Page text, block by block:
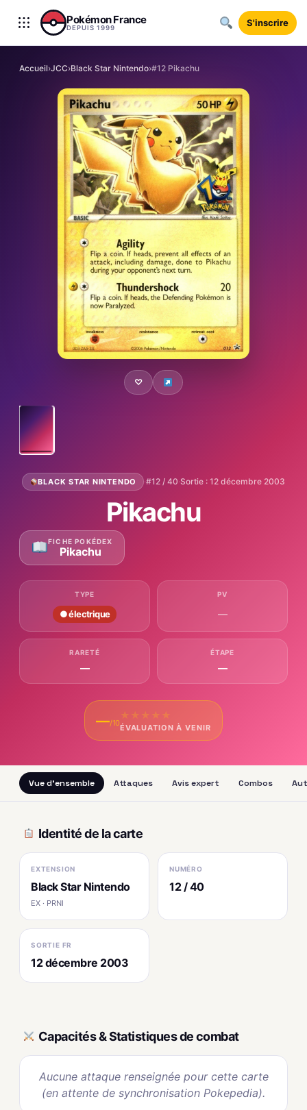
Aller au contenu
Pokémon France
DEPUIS 1999 S'inscrire
Accueil›JCC›Black Star Nintendo›#12 Pikachu
♡
BLACK STAR NINTENDO ·#12 / 40·Sortie : 12 décembre 2003
Pikachu
FICHE POKÉDEX
Pikachu
TYPE
● électrique
PV
—
RARETÉ
—
ÉTAPE
—
—/10
★ ★ ★ ★ ★
ÉVALUATION À VENIR
Vue d'ensemble Attaques Avis expert Combos
Identité de la carte
EXTENSION
Black Star Nintendo
EX · PRNI
NUMÉRO
12 / 40
SORTIE FR
12 décembre 2003
Capacités & Statistiques de combat
Aucune attaque renseignée pour cette carte
(en attente de synchronisation Pokepedia).